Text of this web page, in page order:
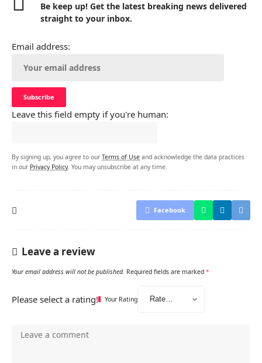
Be keep up! Get the latest breaking news delivered
straight to your inbox.
Email address:
Leave this field empty if you're human:
By signing up, you agree to our Terms of Use and acknowledge the data practices
in our Privacy Policy. You may unsubscribe at any time.
Facebook
Leave a review
Your email address will not be published. Required fields are marked *
Please select a rating! Your Rating